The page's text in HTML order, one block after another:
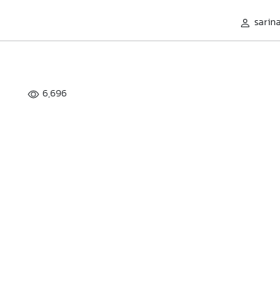
6,696